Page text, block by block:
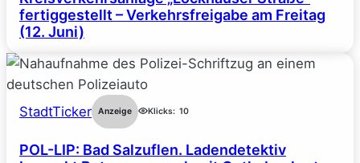
fertiggestellt – Verkehrsfreigabe am Freitag
(12. Juni)
StadtTicker Anzeige Klicks: 10
POL-LIP: Bad Salzuflen. Ladendetektiv